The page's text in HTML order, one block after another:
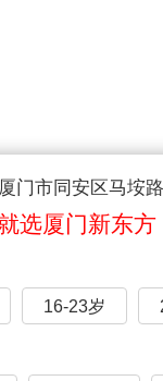
门市同安区马垵
选厦门新东方
16-23岁